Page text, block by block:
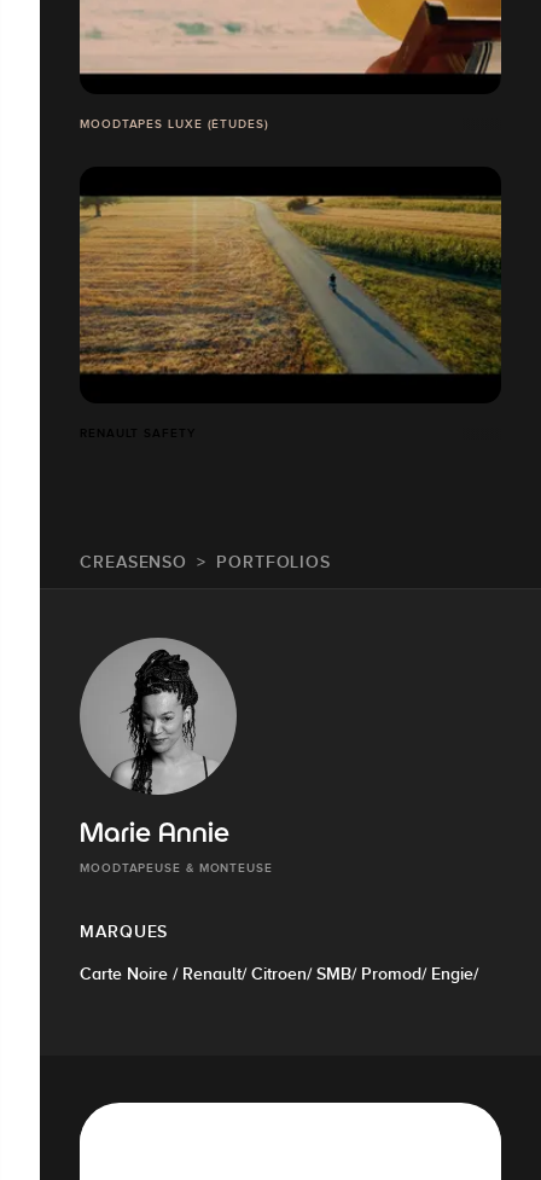
MOODTAPES LUXE (ÉTUDES)
RENAULT SAFETY
CREASENSO PORTFOLIOS
Marie Annie
MOODTAPEUSE & MONTEUSE
MARQUES
Carte Noire / Renault/ Citroen/ SMB/ Promod/ Engie/